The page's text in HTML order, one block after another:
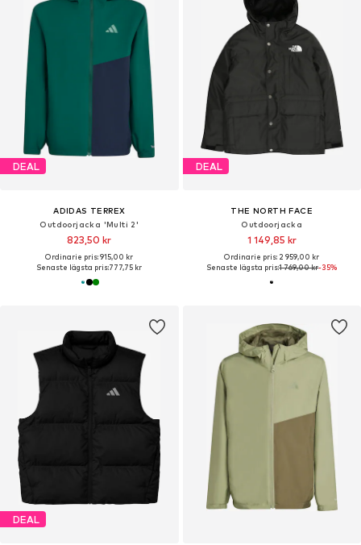
DEAL
ADIDAS TERREX
Outdoorjacka 'Multi 2'
823,50 kr
Ordinarie pris: 915,00 kr
Senaste lägsta pris:777,75 kr
DEAL
THE NORTH FACE
Outdoorjacka
1 149,85 kr
Ordinarie pris: 2 959,00 kr
Senaste lägsta pris:1 769,00 kr-35%
DEAL